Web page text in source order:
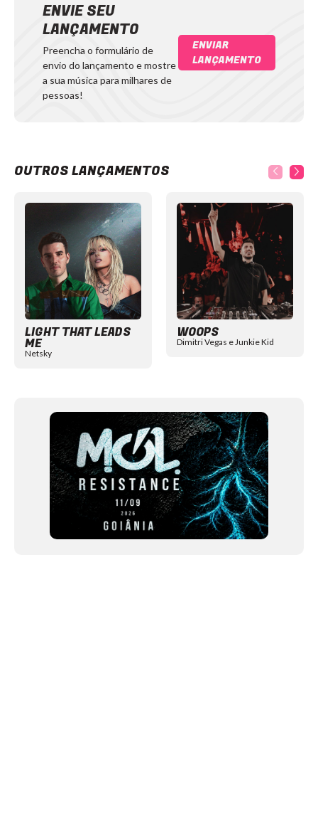
ENVIE SEU
LANÇAMENTO
Preencha o formulário de
envio do lançamento e mostre
a sua música para milhares de
pessoas!
ENVIAR
LANÇAMENTO
OUTROS LANÇAMENTOS
LIGHT THAT LEADS
ME
Netsky
WOOPS
Dimitri Vegas e Junkie Kid